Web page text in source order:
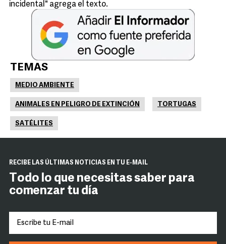
incidental" agrega el texto.
TEMAS
MEDIO AMBIENTE
ANIMALES EN PELIGRO DE EXTINCIÓN TORTUGAS
SATÉLITES
RECIBE LAS ÚLTIMAS NOTICIAS EN TU E-MAIL
Todo lo que necesitas saber para
comenzar tu día